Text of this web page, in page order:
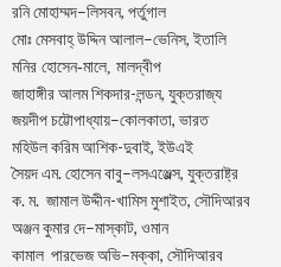
রনি মোহাম্মদ–লিসবন, পর্তুগাল
মোঃ মেসবাহ্ উদ্দিন আলাল–ভেনিস,ইতালি
মনির হোসেন-মালে, মালদ্বীপ
জাহাঙ্গীর আলম শিকদার-লন্ডন, যুক্তরাজ্য
জয়দীপ চট্টোপাধ্যায়–কোলকাতা, ভারত
মহিউল করিম আশিক-দুবাই, ইউএই
সৈয়দ এম. হোসেন বাবু–লসএঞ্জেল্স, যুক্তরাষ্ট্র
ক. ম. জামাল উদ্দীন-খামিস মুশাইত, সৌদিআরব
অঞ্জন কুমার দে–মাস্কাট, ওমান
কামাল পারভেজ অভি–মক্কা, সৌদিআরব